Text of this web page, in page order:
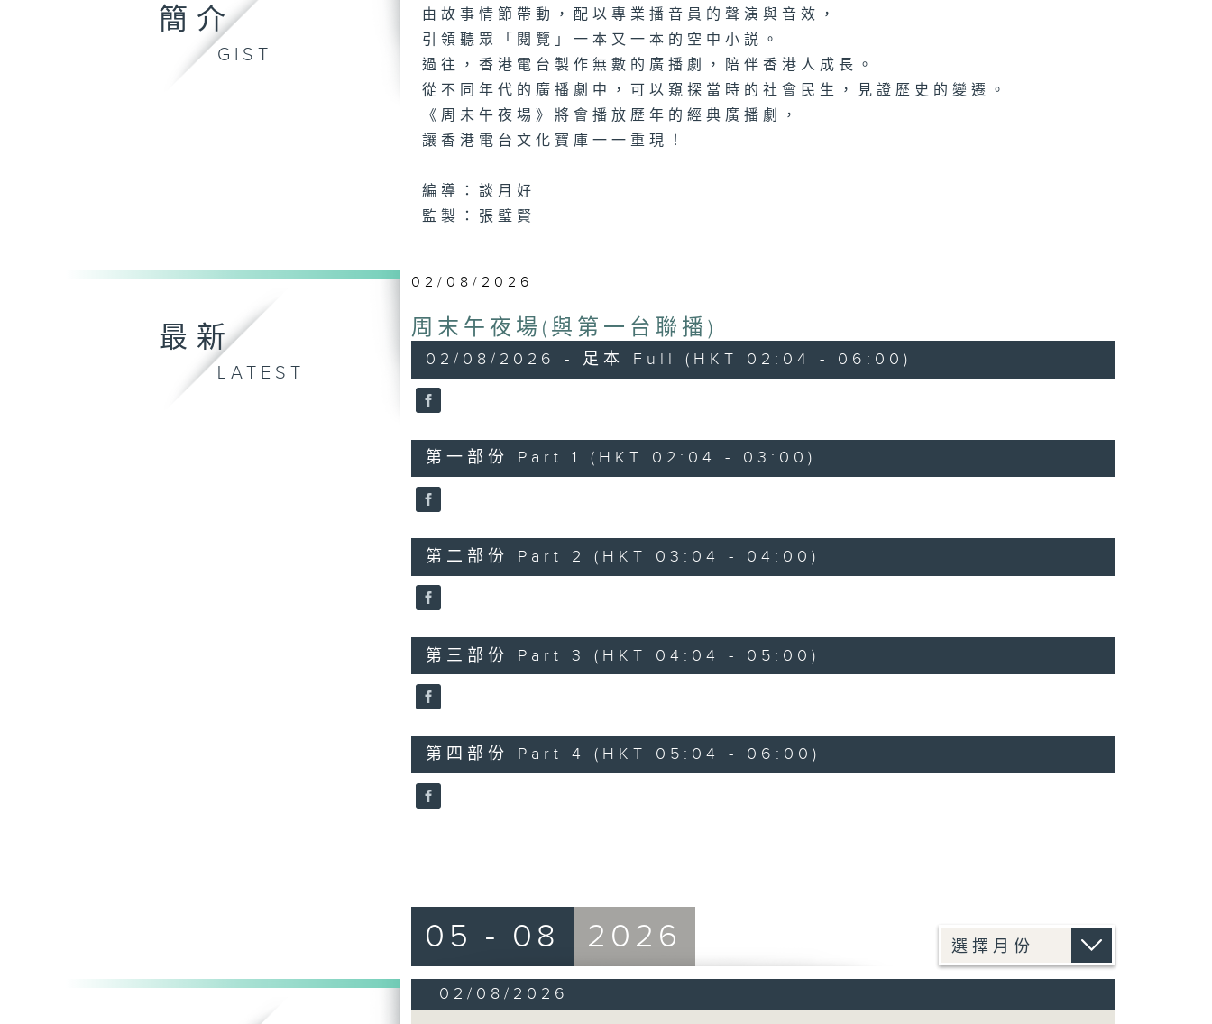
簡介
GIST
由故事情節帶動，配以專業播音員的聲演與音效，
引領聽眾「閱覽」一本又一本的空中小説。
過往，香港電台製作無數的廣播劇，陪伴香港人成長。
從不同年代的廣播劇中，可以窺探當時的社會民生，見證歷史的變遷。
《周未午夜場》將會播放歷年的經典廣播劇，
讓香港電台文化寶庫一一重現！
編導：談月好
監製：張璧賢
最新
LATEST
02/08/2026
周末午夜場(與第一台聯播)
02/08/2026 - 足本 Full (HKT 02:04 - 06:00)
第一部份 Part 1 (HKT 02:04 - 03:00)
第二部份 Part 2 (HKT 03:04 - 04:00)
第三部份 Part 3 (HKT 04:04 - 05:00)
第四部份 Part 4 (HKT 05:04 - 06:00)
05 - 08 2026
02/08/2026